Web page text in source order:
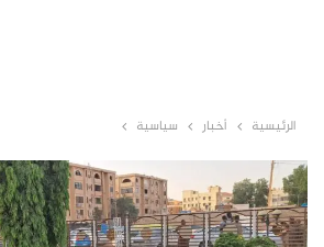
الرئيسية أخبار سياسية